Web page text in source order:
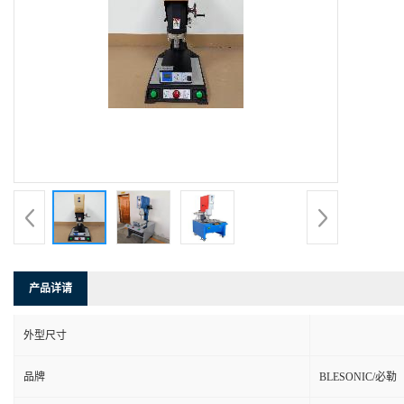
产品详请
外型尺寸
品牌 BLESONIC/必勒